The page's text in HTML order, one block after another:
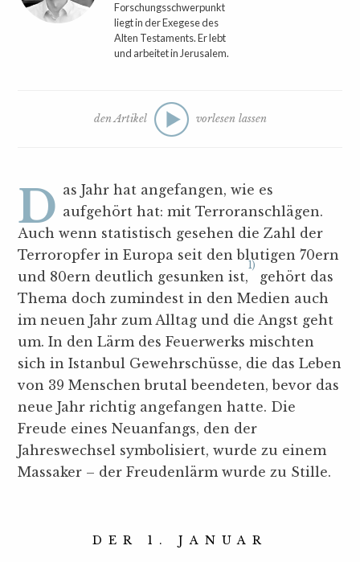
Forschungsschwerpunkt
liegt in der Exegese des
Alten Testaments. Er lebt
und arbeitet in Jerusalem.
den Artikel vorlesen lassen
Das Jahr hat angefangen, wie es aufgehört hat: mit Terroranschlägen.
Auch wenn statistisch gesehen die Zahl der
Terroropfer in Europa seit den blutigen 70ern
und 80ern deutlich gesunken ist,
1)
gehört das
Thema doch zumindest in den Medien auch
im neuen Jahr zum Alltag und die Angst geht
um. In den Lärm des Feuerwerks mischten
sich in Istanbul Gewehrschüsse, die das Leben
von 39 Menschen brutal beendeten, bevor das
neue Jahr richtig angefangen hatte. Die
Freude eines Neuanfangs, den der
Jahreswechsel symbolisiert, wurde zu einem
Massaker – der Freudenlärm wurde zu Stille.
DER 1. JANUAR